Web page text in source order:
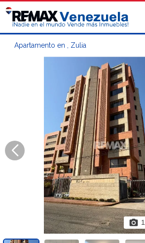
Apartamento en , Zulia
photo_camera 1